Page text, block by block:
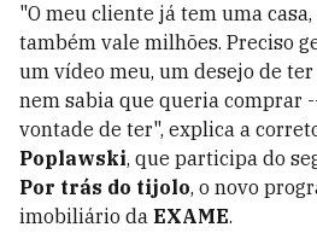
"O meu cliente já tem uma
também vale milhões. Preciso
um vídeo meu, um desejo de
nem sabia que queria comprar
vontade de ter", explica a
Poplawski, que participa do
Por trás do tijolo, o novo
imobiliário da EXAME.